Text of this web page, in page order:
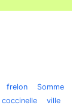
frelon
Somme
coccinelle ville